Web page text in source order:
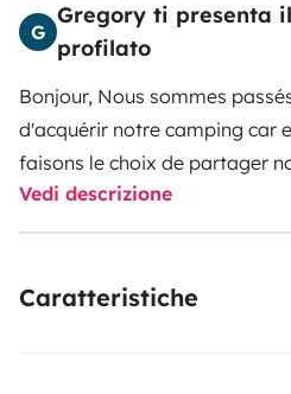
G
Gregory ti presenta
profilato
Bonjour, Nous sommes
d'acquérir notre camping car
faisons le choix de partager
voyages un magnifique
marque reconnu pour son
couple ou en famille.
Vedi descrizione
Caratteristiche